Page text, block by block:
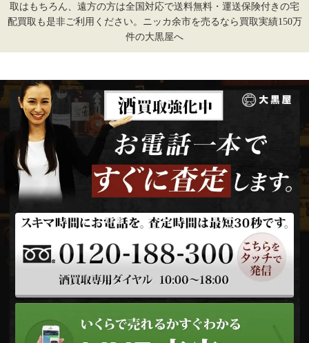
取はもちろん、遠方の方は全国対応で送料無料・運送保険付きの宅
配買取も是非ご利用ください。ニッカ余市を売るなら買取実績150万
件の大黒屋へ